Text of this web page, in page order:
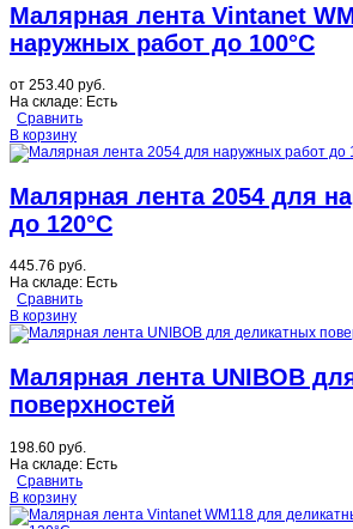
Малярная лента Vintanet
наружных работ до 100°C
от 253.40 руб.
На складе: Есть
Сравнить
В корзину
Малярная лента 2054 для
до 120°C
445.76 руб.
На складе: Есть
Сравнить
В корзину
Малярная лента UNIBOB
поверхностей
198.60 руб.
На складе: Есть
Сравнить
В корзину